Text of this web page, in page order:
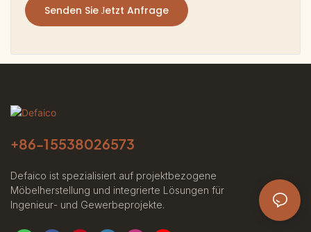
Senden Sie Jetzt Anfrage
+86-15538026573
Defaico ist spezialisiert auf projektbezogene
Möbelherstellung und integrierte Lösungen für
Ingenieur- und Gewerbeprojekte.